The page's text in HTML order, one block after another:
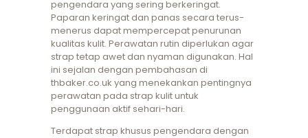
pengendara yang sering berkeringat.
Paparan keringat dan panas secara terus-
menerus dapat mempercepat penurunan
kualitas kulit. Perawatan rutin diperlukan agar
strap tetap awet dan nyaman digunakan. Hal
ini sejalan dengan pembahasan di
thbaker.co.uk yang menekankan pentingnya
perawatan pada strap kulit untuk
penggunaan aktif sehari-hari.
Terdapat strap khusus pengendara dengan